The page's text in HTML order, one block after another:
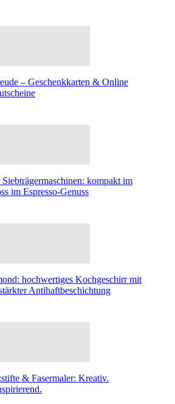
– Geschenkkarten & Online
kompakt im
im Espresso-Genuss
hochwertiges Kochgeschirr mit
Antihaftbeschichtung
& Fasermaler: Kreativ.